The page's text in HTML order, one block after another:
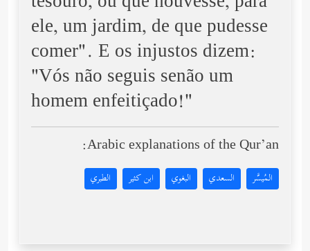
ele, um jardim, de que pudesse
comer". E os injustos dizem:
"Vós não seguis senão um
homem enfeitiçado!"
Arabic explanations of the Qur’an:
المُيسَّر السعدي البغوي ابن كثير الطبري